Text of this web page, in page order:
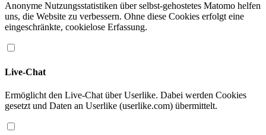
Anonyme Nutzungsstatistiken über selbst-gehostetes Matomo helfen
uns, die Website zu verbessern. Ohne diese Cookies erfolgt eine
eingeschränkte, cookielose Erfassung.
Live-Chat
Ermöglicht den Live-Chat über Userlike. Dabei werden Cookies
gesetzt und Daten an Userlike (userlike.com) übermittelt.